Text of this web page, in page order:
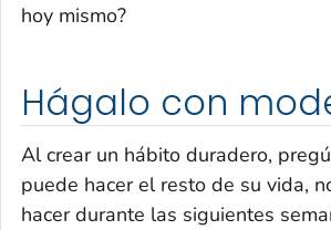
hoy mismo?
Hágalo con
Al crear un hábito duradero,
puede hacer el resto de su vida,
hacer durante las siguientes